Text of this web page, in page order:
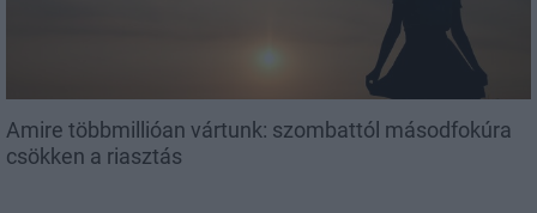
Amire többmillióan vártunk: szombattól másodfokúra
csökken a riasztás